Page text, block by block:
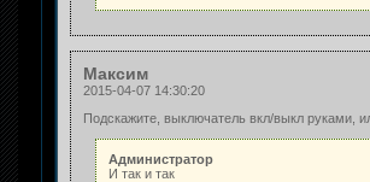
Максим
2015-04-07 14:30:20
Подскажите, выключатель вкл/выкл руками,
Администратор
И так и так